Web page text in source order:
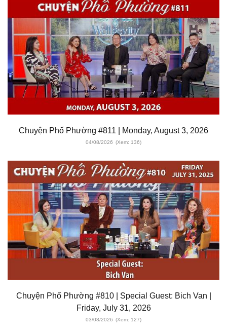
Chuyện Phố Phường #811 | Monday, August 3, 2026
04/08/2026 (Xem: 136)
Chuyện Phố Phường #810 | Special Guest: Bich Van |
Friday, July 31, 2026
03/08/2026 (Xem: 127)